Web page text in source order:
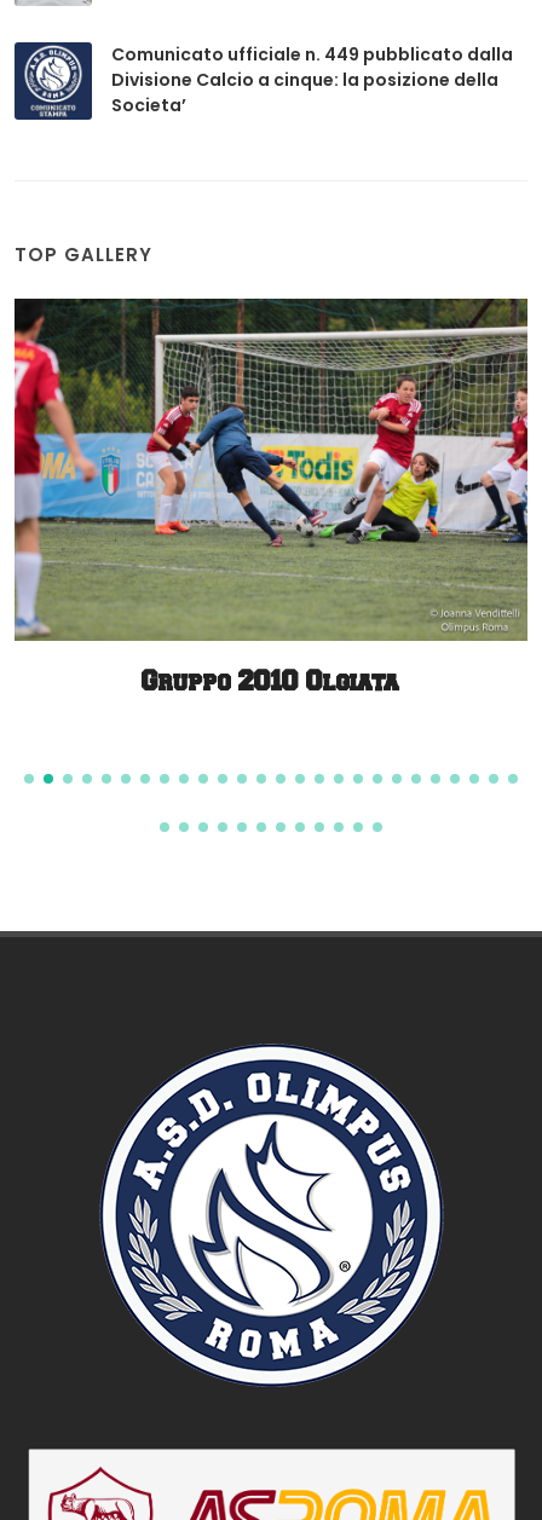
Comunicato ufficiale n. 449 pubblicato dalla
Divisione Calcio a cinque: la posizione della
Societa’
TOP GALLERY
Gruppo 2010 Olgiata